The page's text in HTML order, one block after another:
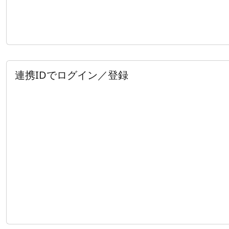
連携IDでログイン／登録